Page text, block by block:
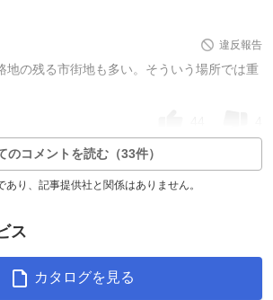
違反報告
地の残る市街地も多い。そういう場所では重
のコメントを読む（33件）
り、記事提供社と関係はありません。
ス
カタログを見る